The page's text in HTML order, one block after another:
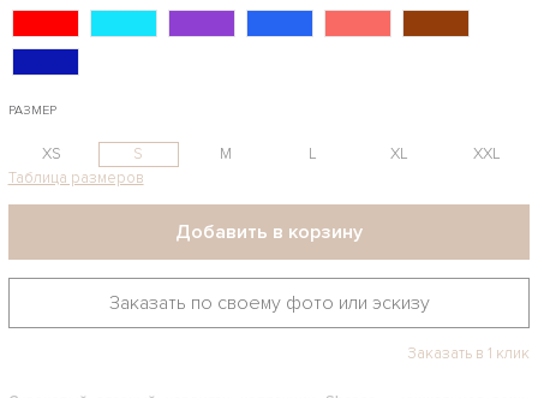
РАЗМЕР
XS S M L XL
XXL
Таблица размеров
Добавить в корзину
Заказать по своему фото или эскизу
Заказать в 1 клик